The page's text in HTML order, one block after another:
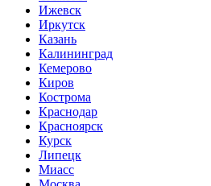
Ижевск
Иркутск
Казань
Калининград
Кемерово
Киров
Кострома
Краснодар
Красноярск
Курск
Липецк
Миасс